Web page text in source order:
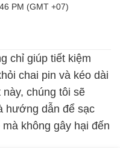
Thay vỏ Thay chân sạc
hình Realme Màn hình Vivo
hình Google Pixel
PM (GMT +07)
chỉ giúp tiết kiệm
chai pin và kéo dài
chúng tôi sẽ
hướng dẫn để sạc
không gây hại đến